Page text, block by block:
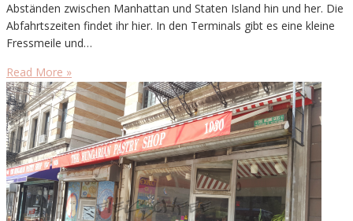
Abständen zwischen Manhattan und Staten Island hin und her. Die
Abfahrtszeiten findet ihr hier. In den Terminals gibt es eine kleine
Fressmeile und…
Read More »